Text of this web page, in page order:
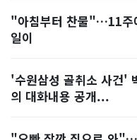
"아침부터 찬물"…11주
일이
'수원삼성 골취소 사건'
의 대화내용 공개...